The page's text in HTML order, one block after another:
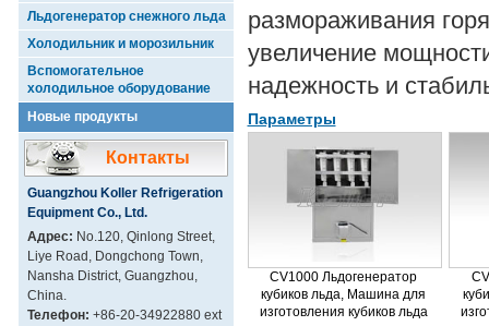
Льдогенератор снежного льда
Холодильник и морозильник
Вспомогательное
холодильное оборудование
Новые продукты
Контакты
Guangzhou Koller Refrigeration
Equipment Co., Ltd.
Адрес: No.120, Qinlong Street,
Liye Road, Dongchong Town,
Nansha District, Guangzhou,
China.
Телефон: +86-20-34922880 ext
размораживания
увеличение
надежность и
Параметры
CV1000 Льдогенератор
кубиков льда, Машина для
изготовления кубиков льда